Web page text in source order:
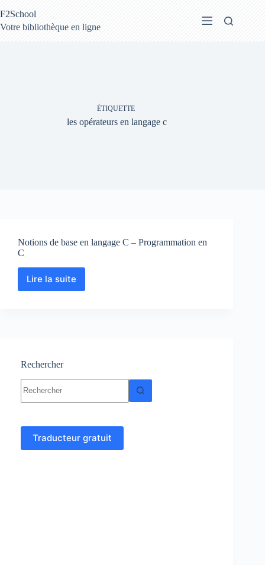
au
contenu
F2School
Votre bibliothèque en ligne
ÉTIQUETTE
les opérateurs en langage c
Notions de base en langage C – Programmation en
C
Lire la suite
Notions
Programmation
C
Rechercher
résultat
Traducteur gratuit